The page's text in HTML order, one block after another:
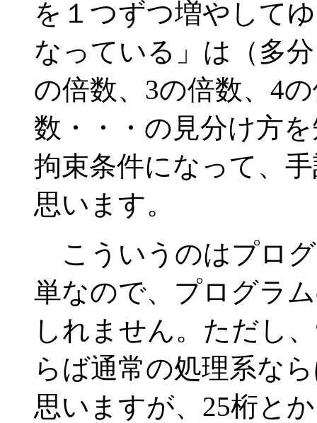
を１つずつ増やして
なっている」は（多
の倍数、3の倍数、4
数・・・の見分け方
拘束条件になって、
思います。
こういうのはプロ
単なので、プログラ
しれません。ただし
らば通常の処理系な
思いますが、25桁と